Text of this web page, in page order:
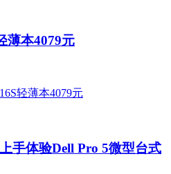
薄本4079元
手体验Dell Pro 5微型台式